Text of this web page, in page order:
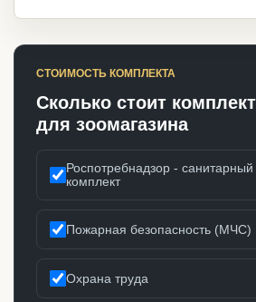
СТОИМОСТЬ КОМПЛЕКТА
Сколько стоит
для зоомагазина
Роспотребнадзор - санитарный
комплект
Пожарная безопасность (МЧС)
Охрана труда